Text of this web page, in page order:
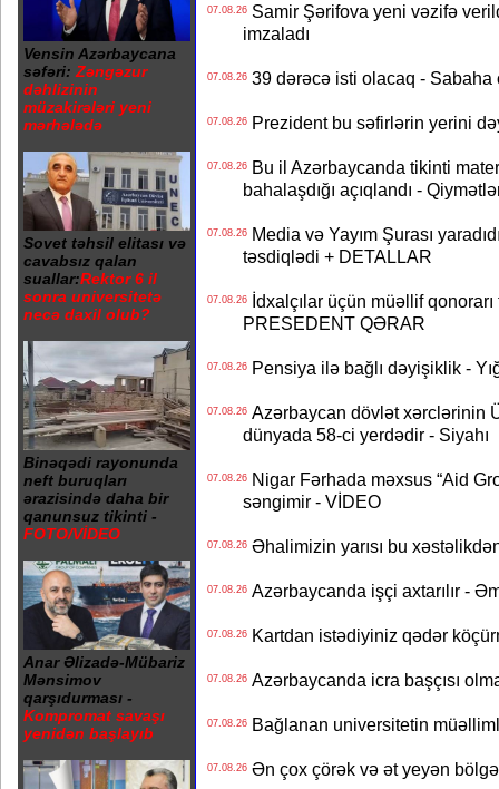
Vensin Azərbaycana
səfəri: Zəngəzur
dəhlizinin
müzakirələri yeni
mərhələdə
Sovet təhsil elitası və
cavabsız qalan
suallar:Rektor 6 il
sonra universitetə
necə daxil olub?
Binəqədi rayonunda
neft buruqları
ərazisində daha bir
qanunsuz tikinti -
FOTO/VİDEO
Anar Əlizadə-Mübariz
Mənsimov
qarşıdurması -
Kompromat savaşı
yenidən başlayıb
07.08.26Samir Şərifova yeni vəzifə
imzaladı
07.08.2639 dərəcə isti olacaq - Sabaha
07.08.26Prezident bu səfirlərin yerini
07.08.26Bu il Azərbaycanda tikinti
bahalaşdığı açıqlandı -
07.08.26Media və Yayım Şurası
təsdiqlədi + DETALLAR
07.08.26İdxalçılar üçün müəllif
PRESEDENT QƏRAR
07.08.26Pensiya ilə bağlı dəyişiklik -
07.08.26Azərbaycan dövlət xərclərinin
dünyada 58-ci yerdədir - Siyahı
07.08.26Nigar Fərhada məxsus “Aid
səngimir - VİDEO
07.08.26Əhalimizin yarısı bu
07.08.26Azərbaycanda işçi axtarılır -
07.08.26Kartdan istədiyiniz qədər
07.08.26Azərbaycanda icra başçısı
07.08.26Bağlanan universitetin
07.08.26Ən çox çörək və ət yeyən